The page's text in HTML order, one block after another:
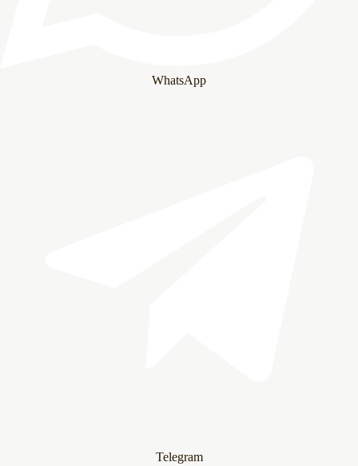
WhatsApp
Telegram